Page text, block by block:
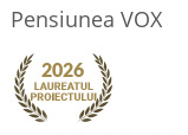
Pensiunea VOX